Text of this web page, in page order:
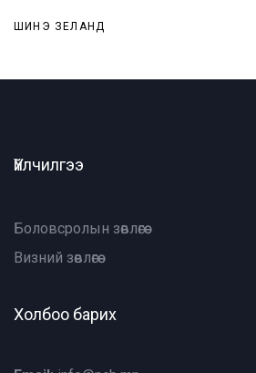
ШИНЭ ЗЕЛАНД
Үйлчилгээ
Боловсролын зөвлөгөө
Визний зөвлөгөө
Холбоо барих